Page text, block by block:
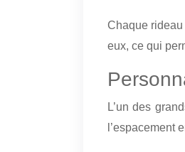
Chaque
eux, ce qui
L’un des
l’espacement